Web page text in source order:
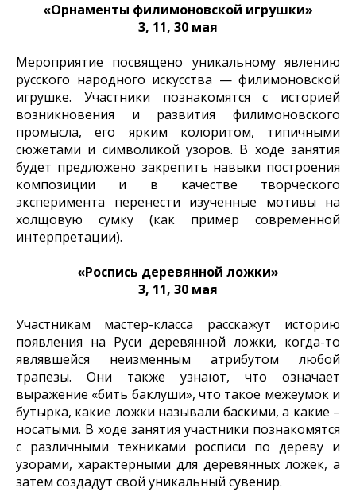
«Орнаменты филимоновской игрушки»
3, 11, 30 мая
Мероприятие посвящено уникальному явлению
русского народного искусства — филимоновской
игрушке. Участники познакомятся с историей
возникновения и развития филимоновского
промысла, его ярким колоритом, типичными
сюжетами и символикой узоров. В ходе занятия
будет предложено закрепить навыки построения
композиции и в качестве творческого
эксперимента перенести изученные мотивы на
холщовую сумку (как пример современной
интерпретации).
«Роспись деревянной ложки»
3, 11, 30 мая
Участникам мастер-класса расскажут историю
появления на Руси деревянной ложки, когда-то
являвшейся неизменным атрибутом любой
трапезы. Они также узнают, что означает
выражение «бить баклуши», что такое межеумок и
бутырка, какие ложки называли баскими, а какие –
носатыми. В ходе занятия участники познакомятся
с различными техниками росписи по дереву и
узорами, характерными для деревянных ложек, а
затем создадут свой уникальный сувенир.